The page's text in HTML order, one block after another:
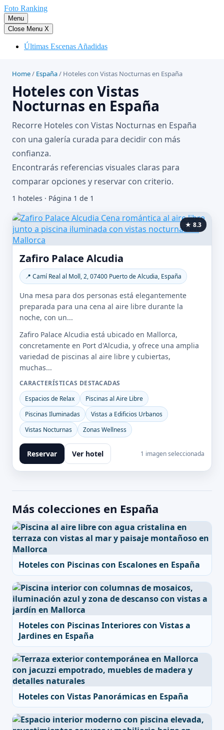
Saltar
al
contenido
Foto Ranking
Menu
Close Menu X
Últimas Escenas Añadidas
Home/ España/ Hoteles con Vistas Nocturnas en España
Hoteles con Vistas
Nocturnas en España
Recorre Hoteles con Vistas Nocturnas en España
con una galería curada para decidir con más
confianza.
Encontrarás referencias visuales claras para
comparar opciones y reservar con criterio.
1 hoteles · Página 1 de 1
★ 8.3
Zafiro Palace Alcudia
📍 Camí Real al Moll, 2, 07400 Puerto de Alcudia, España
Una mesa para dos personas está elegantemente
preparada para una cena al aire libre durante la
noche, con un...
Zafiro Palace Alcudia está ubicado en Mallorca,
concretamente en Port d'Alcudia, y ofrece una amplia
variedad de piscinas al aire libre y cubiertas,
muchas...
CARACTERÍSTICAS DESTACADAS
Espacios de Relax
Piscinas al Aire Libre
Piscinas Iluminadas
Vistas a Edificios Urbanos
Vistas Nocturnas
Zonas Wellness
Reservar Ver hotel 1 imagen seleccionada
Más colecciones en España
Hoteles con Piscinas con Escalones en España
Hoteles con Piscinas Interiores con Vistas a
Jardines en España
Hoteles con Vistas Panorámicas en España